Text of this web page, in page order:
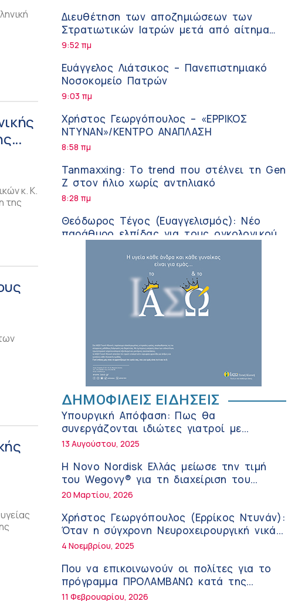
κ. Κ.
της
Διευθέτηση των αποζημιώσεων των
Στρατιωτικών Ιατρών μετά από αίτημα
του ΙΣΑ
9:52 πμ
Ευάγγελος Λιάτσικος – Πανεπιστημιακό
Νοσοκομείο Πατρών
9:03 πμ
Χρήστος Γεωργόπουλος – «ΕΡΡΙΚΟΣ
ΝΤΥΝΑΝ»/ΚΕΝΤΡΟ ΑΝΑΠΛΑΣΗ
8:58 πμ
Tanmaxxing: To trend που στέλνει τη Gen
Z στον ήλιο χωρίς αντηλιακό
8:28 πμ
Θεόδωρος Τέγος (Ευαγγελισμός): Νέο
παράθυρο ελπίδας για τους ογκολογικούς
Ασφάλεια στο νερό: 8 χρήσιμες οδηγίες
από τον Ελληνικό Ερυθρό Σταυρό
της σύγχρονης φροντίδας
Αθανάσιος Μανώλης (Metropolitan
Hospital): Καρδιοπαθείς και καλοκαίρι –
Διακοπές με ασφάλεια
6:20 πμ
Ειρήνη Ζίγκιρη (Ερρίκος Ντυνάν): H
θερμική καταπόνηση στους ηλικιωμένους
εργαζόμενους
Σύσκεψη στον ΕΟΦ για την ομαλή
λειτουργία της εφοδιαστικής αλυσίδας
των φαρμάκων στη διάρκεια του
καλοκαιριού
Μιχάλης Τάτσης, Insurance & Healthcare
Analyst, διευθυντής Επιχειρηματικής
Ανάπτυξης Ομίλου HHG
Kavita Patel: Ένα στα πέντε καινοτόμα
φάρμακα φτάνει τελικά στην Ελλάδα
ΔΗΜΟΦΙΛΕΙΣ ΕΙΔΗΣΕΙΣ
Υπουργική Απόφαση: Πως θα
συνεργάζονται ιδιώτες γιατροί με
νοσοκομεία του δημοσίου συστήματος
13 Αυγούστου, 2025
Η Novo Nordisk Ελλάς μείωσε την τιμή
του Wegovy® για τη διαχείριση του
βάρους
20 Μαρτίου, 2026
Χρήστος Γεωργόπουλος (Ερρίκος Ντυνάν):
Όταν η σύγχρονη Νευροχειρουργική νικά
το φόβο!
4 Νοεμβρίου, 2025
Που να επικοινωνούν οι πολίτες για το
πρόγραμμα ΠΡΟΛΑΜΒΑΝΩ κατά της
παχυσαρκίας
11 Φεβρουαρίου, 2026